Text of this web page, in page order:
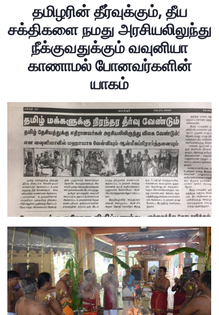
தமிழரின் தீர்வுக்கும், தீய
சக்திகளை நமது அரசியலிலுந்து
நீக்குவதுக்கும் வவுனியா
காணாமல் போனவர்களின்
யாகம்